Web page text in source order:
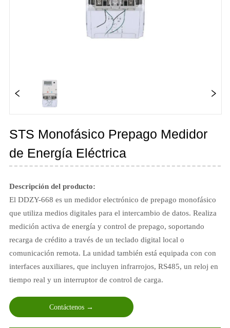
STS Monofásico Prepago Medidor
de Energía Eléctrica
Descripción del producto:
El DDZY-668 es un medidor electrónico de prepago monofásico
que utiliza medios digitales para el intercambio de datos. Realiza
medición activa de energía y control de prepago, soportando
recarga de crédito a través de un teclado digital local o
comunicación remota. La unidad también está equipada con con
interfaces auxiliares, que incluyen infrarrojos, RS485, un reloj en
tiempo real y un interruptor de control de carga.
Contáctenos →